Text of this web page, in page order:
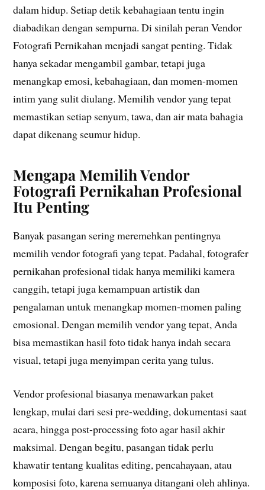
dalam hidup. Setiap detik kebahagiaan tentu ingin
diabadikan dengan sempurna. Di sinilah peran Vendor
Fotografi Pernikahan menjadi sangat penting. Tidak
hanya sekadar mengambil gambar, tetapi juga
menangkap emosi, kebahagiaan, dan momen-momen
intim yang sulit diulang. Memilih vendor yang tepat
memastikan setiap senyum, tawa, dan air mata bahagia
dapat dikenang seumur hidup.
Mengapa Memilih Vendor
Fotografi Pernikahan Profesional
Itu Penting
Banyak pasangan sering meremehkan pentingnya
memilih vendor fotografi yang tepat. Padahal, fotografer
pernikahan profesional tidak hanya memiliki kamera
canggih, tetapi juga kemampuan artistik dan
pengalaman untuk menangkap momen-momen paling
emosional. Dengan memilih vendor yang tepat, Anda
bisa memastikan hasil foto tidak hanya indah secara
visual, tetapi juga menyimpan cerita yang tulus.
Vendor profesional biasanya menawarkan paket
lengkap, mulai dari sesi pre-wedding, dokumentasi saat
acara, hingga post-processing foto agar hasil akhir
maksimal. Dengan begitu, pasangan tidak perlu
khawatir tentang kualitas editing, pencahayaan, atau
komposisi foto, karena semuanya ditangani oleh ahlinya.